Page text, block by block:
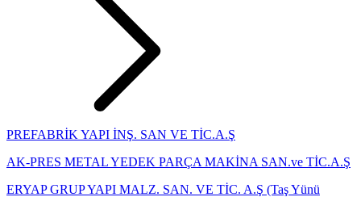
PREFABRİK YAPI İNŞ. SAN VE TİC.A.Ş
AK-PRES METAL YEDEK PARÇA MAKİNA SAN.ve TİC.A.Ş
ERYAP GRUP YAPI MALZ. SAN. VE TİC. A.Ş (Taş Yünü